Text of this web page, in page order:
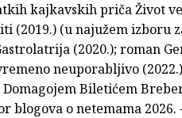
kajkavskih priča Život
(2019.) (u najužem izboru
(2020.); roman
neuporabljivo
Domagojem Biletićem
blogova o netemama 2026.